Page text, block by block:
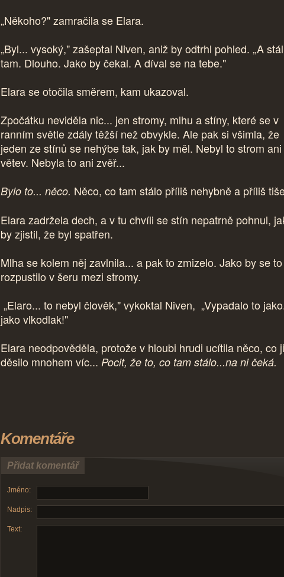
„Někoho?" zamračila se Elara.
„Byl... vysoký," zašeptal Niven, aniž by odtrhl pohled. „A stál
tam. Dlouho. Jako by čekal. A díval se na tebe."
Elara se otočila směrem, kam ukazoval.
Zpočátku neviděla nic... jen stromy, mlhu a stíny, které se v
ranním světle zdály těžší než obvykle. Ale pak si všimla, že
jeden ze stínů se nehýbe tak, jak by měl. Nebyl to strom ani
větev. Nebyla to ani zvěř...
Bylo to... něco. Něco, co tam stálo příliš nehybně a příliš
Elara zadržela dech, a v tu chvíli se stín nepatrně pohnul,
by zjistil, že byl spatřen.
Mlha se kolem něj zavlnila... a pak to zmizelo. Jako by se to
rozpustilo v šeru mezi stromy.
„Elaro... to nebyl člověk," vykoktal Niven, „Vypadalo to
jako vlkodlak!"
Elara neodpověděla, protože v hloubi hrudi ucítila něco, co ji
děsilo mnohem víc... Pocit, že to, co tam stálo...na ni čeká.
Komentáře
Přidat komentář
Jméno:
Nadpis:
Text: